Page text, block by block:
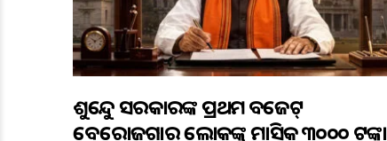
ଶୁଭେନ୍ଦୁ ସରକାରଙ୍କ ପ୍ରଥମ ବଜେଟ୍
ବେରୋଜଗାର ଲୋକଙ୍କୁ ମାସିକ ୩୦୦୦ ଟଙ୍କା